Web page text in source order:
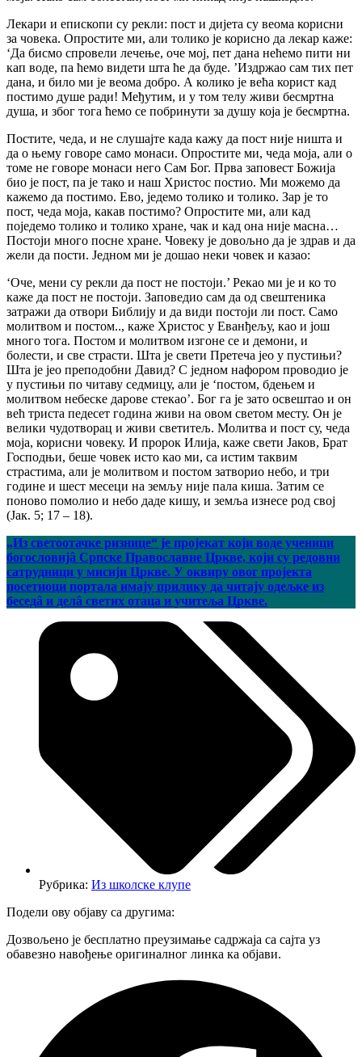
Лекари и епископи су рекли: пост и дијета су веома корисни
за човека. Опростите ми, али толико је корисно да лекар каже:
‘Да бисмо спровели лечење, оче мој, пет дана нећемо пити ни
кап воде, па ћемо видети шта ће да буде. ’Издржао сам тих пет
дана, и било ми је веома добро. А колико је већа корист кад
постимо душе ради! Међутим, и у том телу живи бесмртна
душа, и због тога ћемо се побринути за душу која је бесмртна.
Постите, чеда, и не слушајте када кажу да пост није ништа и
да о њему говоре само монаси. Опростите ми, чеда моја, али о
томе не говоре монаси него Сам Бог. Прва заповест Божија
био је пост, па је тако и наш Христос постио. Ми можемо да
кажемо да постимо. Ево, једемо толико и толико. Зар је то
пост, чеда моја, какав постимо? Опростите ми, али кад
поједемо толико и толико хране, чак и кад она није масна…
Постоји много посне хране. Човеку је довољно да је здрав и да
жели да пости. Једном ми је дошао неки човек и казао:
‘Оче, мени су рекли да пост не постоји.’ Рекао ми је и ко то
каже да пост не постоји. Заповедио сам да од свештеника
затражи да отвори Библију и да види постоји ли пост. Само
молитвом и постом.., каже Христос у Еванђељу, као и још
много тога. Постом и молитвом изгоне се и демони, и
болести, и све страсти. Шта је свети Претеча јео у пустињи?
Шта је јео преподобни Давид? С једном нафором проводио је
у пустињи по читаву седмицу, али је ‘постом, бдењем и
молитвом небеске дарове стекао’. Бог га је зато освештао и он
већ триста педесет година живи на овом светом месту. Он је
велики чудотворац и живи светитељ. Молитва и пост су, чеда
моја, корисни човеку. И пророк Илија, каже свети Јаков, Брат
Господњи, беше човек исто као ми, са истим таквим
страстима, али је молитвом и постом затворио небо, и три
године и шест месеци на земљу није пала киша. Затим се
поново помолио и небо даде кишу, и земља изнесе род свој
(Јак. 5; 17 – 18).
„Из светоотачке ризнице“ је пројекат који воде ученици
богословијâ Српске Православне Цркве, који су редовни
сатрудници у мисији Цркве. У оквиру овог пројекта
посетиоци портала имају прилику да читају одељке из
беседâ и делâ светих отаца и учитеља Цркве.
Рубрика: Из школске клупе
Подели ову објаву са другима:
Дозвољено је бесплатно преузимање садржаја са сајта уз
обавезно навођење оригиналног линка ка објави.